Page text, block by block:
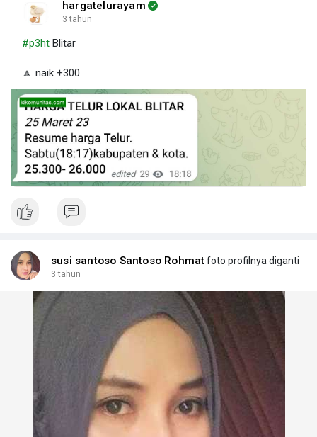
hargatelurayam
3 tahun
#p3ht Blitar
🔼 naik +300
susi santoso Santoso Rohmatfoto profilnya diganti
3 tahun